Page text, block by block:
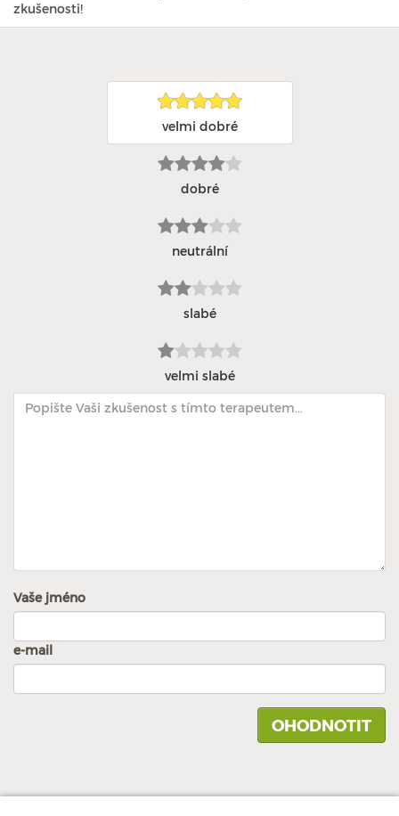
zkušenosti!
velmi dobré
dobré
neutrální
slabé
velmi slabé
Vaše jméno
e-mail